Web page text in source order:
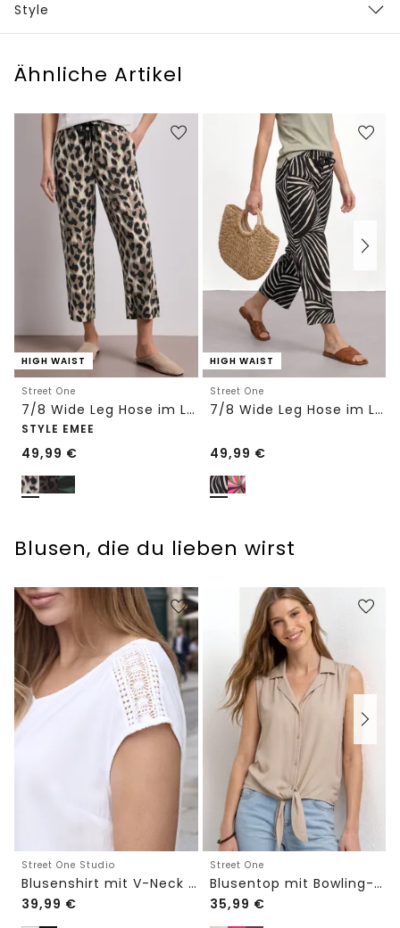
Style
Ähnliche Artikel
HIGH WAIST
Street One
7/8 Wide Leg Hose im Loose Fit mit Print
STYLE EMEE
49,99 €
HIGH WAIST
Street One
7/8 Wide Leg Hose im Loose Fit
49,99 €
Blusen, die du lieben wirst
Street One Studio
Blusenshirt mit V-Neck und Spitze
39,99 €
Street One
Blusentop mit Bowling-Kragen und Knoten
35,99 €